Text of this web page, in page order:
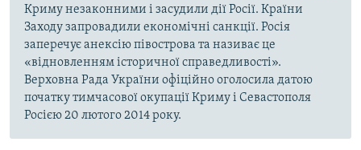
Криму незаконними і засудили дії Росії. Країни
Заходу запровадили економічні санкції. Росія
заперечує анексію півострова та називає це
«відновленням історичної справедливості».
Верховна Рада України офіційно оголосила датою
початку тимчасової окупації Криму і Севастополя
Росією 20 лютого 2014 року.